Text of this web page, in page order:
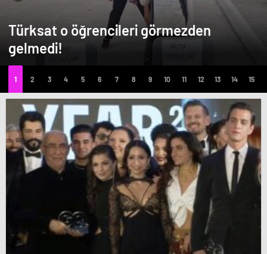
Türksat o öğrencileri görmezden
gelmedi!